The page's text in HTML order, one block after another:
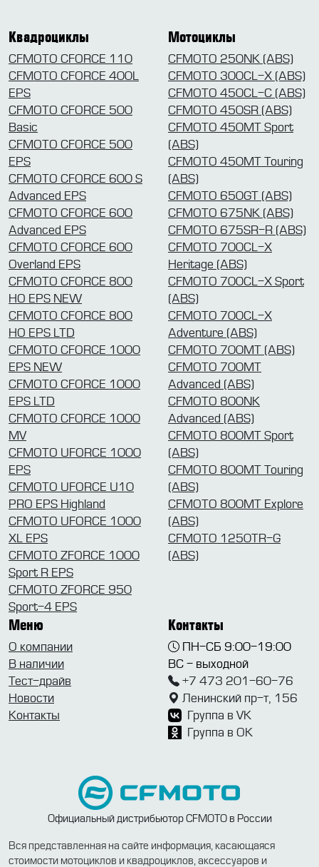
Квадроциклы
CFMOTO CFORCE 110
CFMOTO CFORCE 400L
EPS
CFMOTO CFORCE 500
Basic
CFMOTO CFORCE 500
EPS
CFMOTO CFORCE 600 S
Advanced EPS
CFMOTO CFORCE 600
Advanced EPS
CFMOTO CFORCE 600
Overland EPS
CFMOTO CFORCE 800
HO EPS NEW
CFMOTO CFORCE 800
HO EPS LTD
CFMOTO CFORCE 1000
EPS NEW
CFMOTO CFORCE 1000
EPS LTD
CFMOTO CFORCE 1000
MV
CFMOTO UFORCE 1000
EPS
CFMOTO UFORCE U10
PRO EPS Highland
CFMOTO UFORCE 1000
XL EPS
CFMOTO ZFORCE 1000
Sport R EPS
CFMOTO ZFORCE 950
Sport-4 EPS
Мотоциклы
CFMOTO 250NK (ABS)
CFMOTO 300CL-X (ABS)
CFMOTO 450CL-C (ABS)
CFMOTO 450SR (ABS)
CFMOTO 450MT Sport
(ABS)
CFMOTO 450MT Touring
(ABS)
CFMOTO 650GT (ABS)
CFMOTO 675NK (ABS)
CFMOTO 675SR-R (ABS)
CFMOTO 700CL-X
Heritage (ABS)
CFMOTO 700CL-X Sport
(ABS)
CFMOTO 700CL-X
Adventure (ABS)
CFMOTO 700MT (ABS)
CFMOTO 700MT
Advanced (ABS)
CFMOTO 800NK
Advanced (ABS)
CFMOTO 800MT Sport
(ABS)
CFMOTO 800MT Touring
(ABS)
CFMOTO 800MT Explore
(ABS)
CFMOTO 1250TR-G
(ABS)
Меню
О компании
В наличии
Тест-драйв
Новости
Контакты
Контакты
ПН-СБ 9:00-19:00
ВС - выходной
+7 473 201-60-76
Ленинский пр-т, 156
Группа в VK
Группа в OK
Официальный дистрибьютор CFMOTO в России
Вся представленная на сайте информация, касающаяся
стоимости мотоциклов и квадроциклов, аксессуаров и